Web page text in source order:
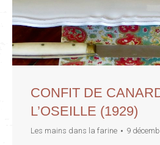
CONFIT DE
L’OSEILLE (1929)
Les mains dans la farine 9